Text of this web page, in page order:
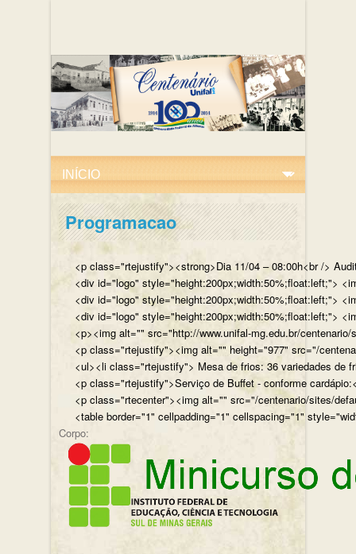
Programacao
<p class="rtejustify"><strong>Dia 11/04 – 08:00h<br />
<div id="logo" style="height:200px;width:50%;float:left;">
<div id="logo" style="height:200px;width:50%;float:left;">
<div id="logo" style="height:200px;width:50%;float:left;">
<p><img alt="" src="http://www.unifal-mg.edu.br/
<p class="rtejustify"><img alt="" height="977" src="/
<ul><li class="rtejustify"> Mesa de frios: 36 variedades de
<p class="rtejustify">Serviço de Buffet - conforme
<p class="rtecenter"><img alt="" src="/centenario/sites/
<table border="1" cellpadding="1" cellspacing="1"
Corpo: